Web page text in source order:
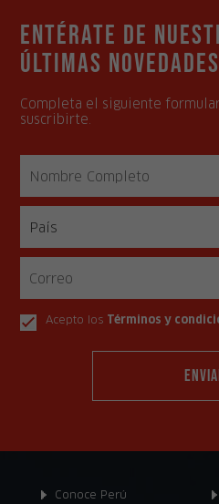
Entérate de
últimas novedades
Completa el siguiente
suscribirte.
Acepto los Términos y
Conoce Perú